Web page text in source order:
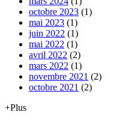
octobre 2023 (1)
mai 2023 (1)
juin 2022 (1)
mai 2022 (1)
avril 2022 (2)
mars 2022 (1)
novembre 2021 (2)
octobre 2021 (2)
+Plus